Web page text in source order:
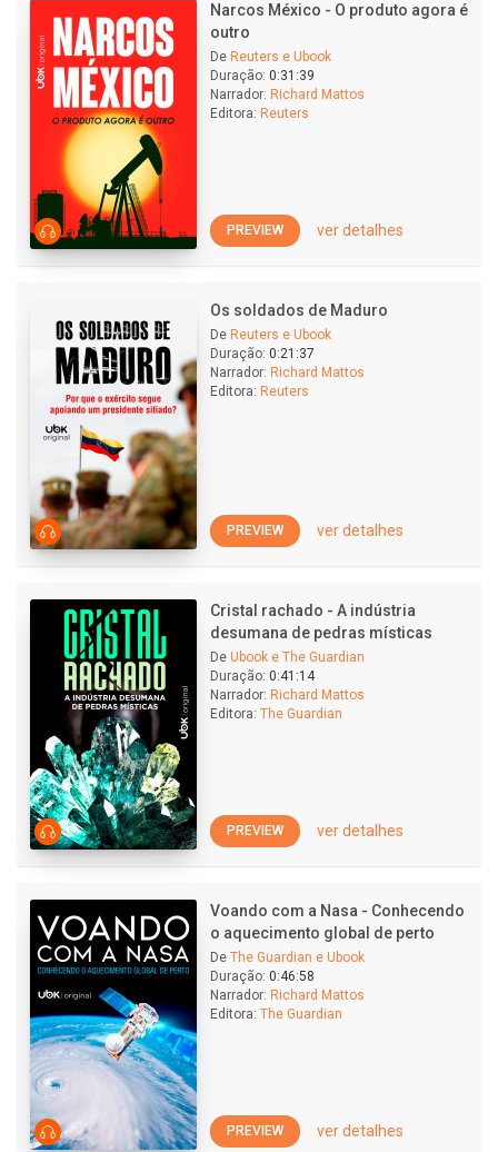
Narcos México - O produto agora é
outro
De Reuters e Ubook
Duração: 0:31:39
Narrador: Richard Mattos
Editora: Reuters
PREVIEW ver detalhes
Os soldados de Maduro
De Reuters e Ubook
Duração: 0:21:37
Narrador: Richard Mattos
Editora: Reuters
PREVIEW ver detalhes
Cristal rachado - A indústria
desumana de pedras místicas
De Ubook e The Guardian
Duração: 0:41:14
Narrador: Richard Mattos
Editora: The Guardian
PREVIEW ver detalhes
Voando com a Nasa - Conhecendo
o aquecimento global de perto
De The Guardian e Ubook
Duração: 0:46:58
Narrador: Richard Mattos
Editora: The Guardian
PREVIEW ver detalhes